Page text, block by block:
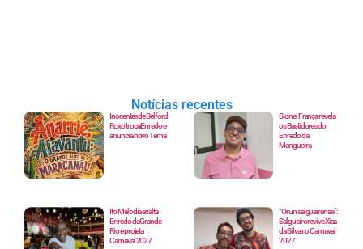
Notícias recentes
Inocentes de Belford
Roxo troca Enredo e
anuncia novo Tema
Sidnei França revela
os Bastidores do
Enredo da
Mangueira
Ito Melodia exalta
Enredo da Grande
Rio e projeta
Carnaval 2027
“Orun salgueirense”:
Salgueiro revive Xica
da Silva no Carnaval
2027